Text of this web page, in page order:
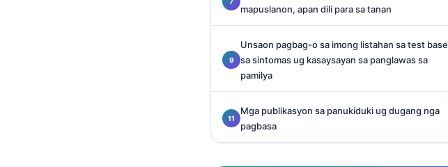
mapuslanon, apan dili para sa tanan
Unsaon pagbag-o sa imong listahan sa test base
sa sintomas ug kasaysayan sa panglawas sa
pamilya
Mga publikasyon sa panukiduki ug dugang nga
pagbasa